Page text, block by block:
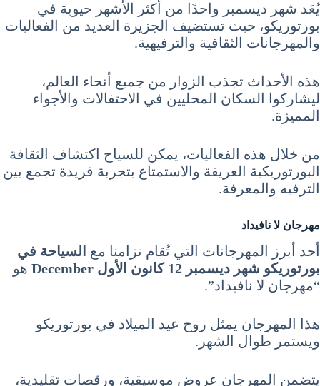
يُعَد شهر ديسمبر واحدًا من أكثر الأشهر حيوية في
بورتوريكو، حيث تستضيف الجزيرة العديد من الفعاليات
والمهرجانات الثقافية والترفيهية.
هذه الأحداث تجذب الزوار من جميع أنحاء العالم،
ليشاركوا السكان المحليين في الاحتفالات والأجواء
المميزة.
من خلال هذه الفعاليات، يمكن للسياح اكتشاف الثقافة
البورتوريكية العريقة والاستمتاع بتجربة فريدة تجمع بين
الترفيه والمعرفة.
مهرجان لا نافيداد
أحد أبرز المهرجانات التي تُقام تزامنا مع السياحة في
بورتوريكو شهر ديسمبر 12 كانون الأول December
هو
“مهرجان لا نافيداد”.
هذا المهرجان يمثل روح عيد الميلاد في بورتوريكو
ويستمر طوال الشهر.
يتضمن المهرجان عروض موسيقية، ورقصات تقليدية،